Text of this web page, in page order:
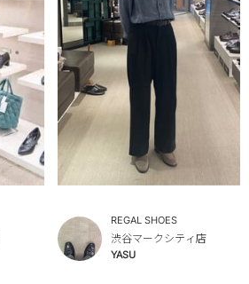
REGAL SHOES
渋谷マークシティ店
YASU